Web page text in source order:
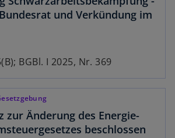
und Verkündung im
BGBl. I 2025, Nr. 369
zur Änderung des Energie-
beschlossen